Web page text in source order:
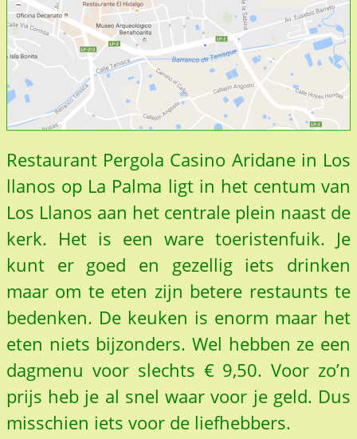
Restaurant Pergola Casino Aridane in Los
llanos op La Palma ligt in het centum van
Los Llanos aan het centrale plein naast de
kerk. Het is een ware toeristenfuik. Je
kunt er goed en gezellig iets drinken
maar om te eten zijn betere restaunts te
bedenken. De keuken is enorm maar het
eten niets bijzonders. Wel hebben ze een
dagmenu voor slechts € 9,50. Voor zo’n
prijs heb je al snel waar voor je geld. Dus
misschien iets voor de liefhebbers.